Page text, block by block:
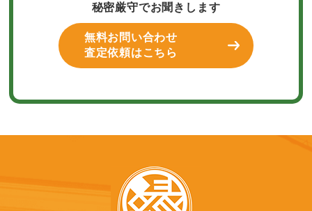
秘密厳守でお聞きします
無料お問い合わせ
査定依頼はこちら